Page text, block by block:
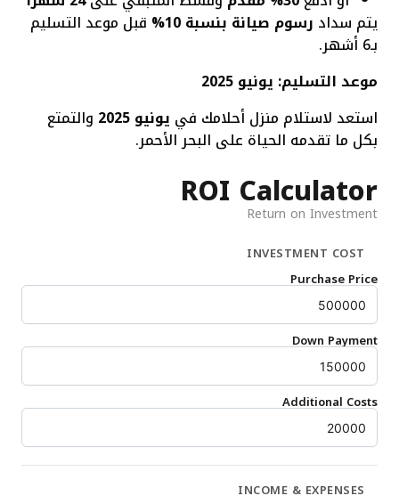
يتم سدادرسوم صيانة بنسبة 10%
قبل موعد التسليم
موعد التسليم: يونيو 2025
استعد لاستلام منزل أحلامك فييونيو 2025
والتمتع
بكل ما تقدمه الحياة على البحر الأحمر.
ROI Calculator
Return on Investment
INVESTMENT COST
Purchase Price
Down Payment
Additional Costs
INCOME & EXPENSES